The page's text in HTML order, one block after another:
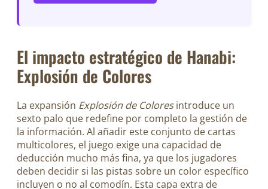
El impacto estratégico de Hanabi:
Explosión de Colores
La expansión Explosión de Coloresintroduce un
sexto palo que redefine por completo la gestión de
la información. Al añadir este conjunto de cartas
multicolores, el juego exige una capacidad de
deducción mucho más fina, ya que los jugadores
deben decidir si las pistas sobre un color específico
incluyen o no al comodín. Esta capa extra de